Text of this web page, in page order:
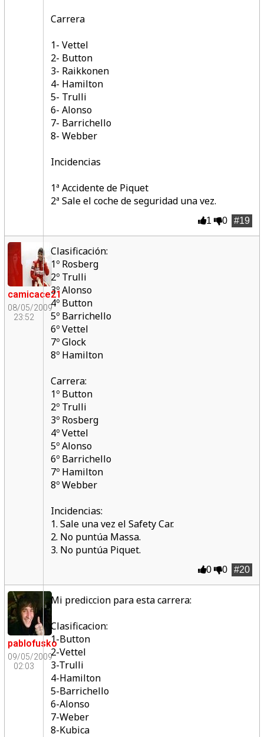
Carrera
1- Vettel
2- Button
3- Raikkonen
4- Hamilton
5- Trulli
6- Alonso
7- Barrichello
8- Webber
Incidencias
1ª Accidente de Piquet
2ª Sale el coche de seguridad una vez.
#19
1 0
camicace21
08/05/2009
23:52
Clasificación:
1º Rosberg
2º Trulli
3º Alonso
4º Button
5º Barrichello
6º Vettel
7º Glock
8º Hamilton
Carrera:
1º Button
2º Trulli
3º Rosberg
4º Vettel
5º Alonso
6º Barrichello
7º Hamilton
8º Webber
Incidencias:
1. Sale una vez el Safety Car.
2. No puntúa Massa.
3. No puntúa Piquet.
#20
0 0
pablofusko
09/05/2009
02:03
Mi prediccion para esta carrera:
Clasificacion:
1-Button
2-Vettel
3-Trulli
4-Hamilton
5-Barrichello
6-Alonso
7-Weber
8-Kubica